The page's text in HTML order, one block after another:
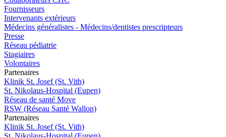
Fournisseurs
Intervenants extérieurs
Médecins généralistes - Médecins/dentistes prescripteurs
Presse
Réseau pédiatrie
Stagiaires
Volontaires
Partenaires
Klinik St. Josef (St. Vith)
St. Nikolaus-Hospital (Eupen)
Réseau de santé Move
RSW (Réseau Santé Wallon)
Partenaires
Klinik St. Josef (St. Vith)